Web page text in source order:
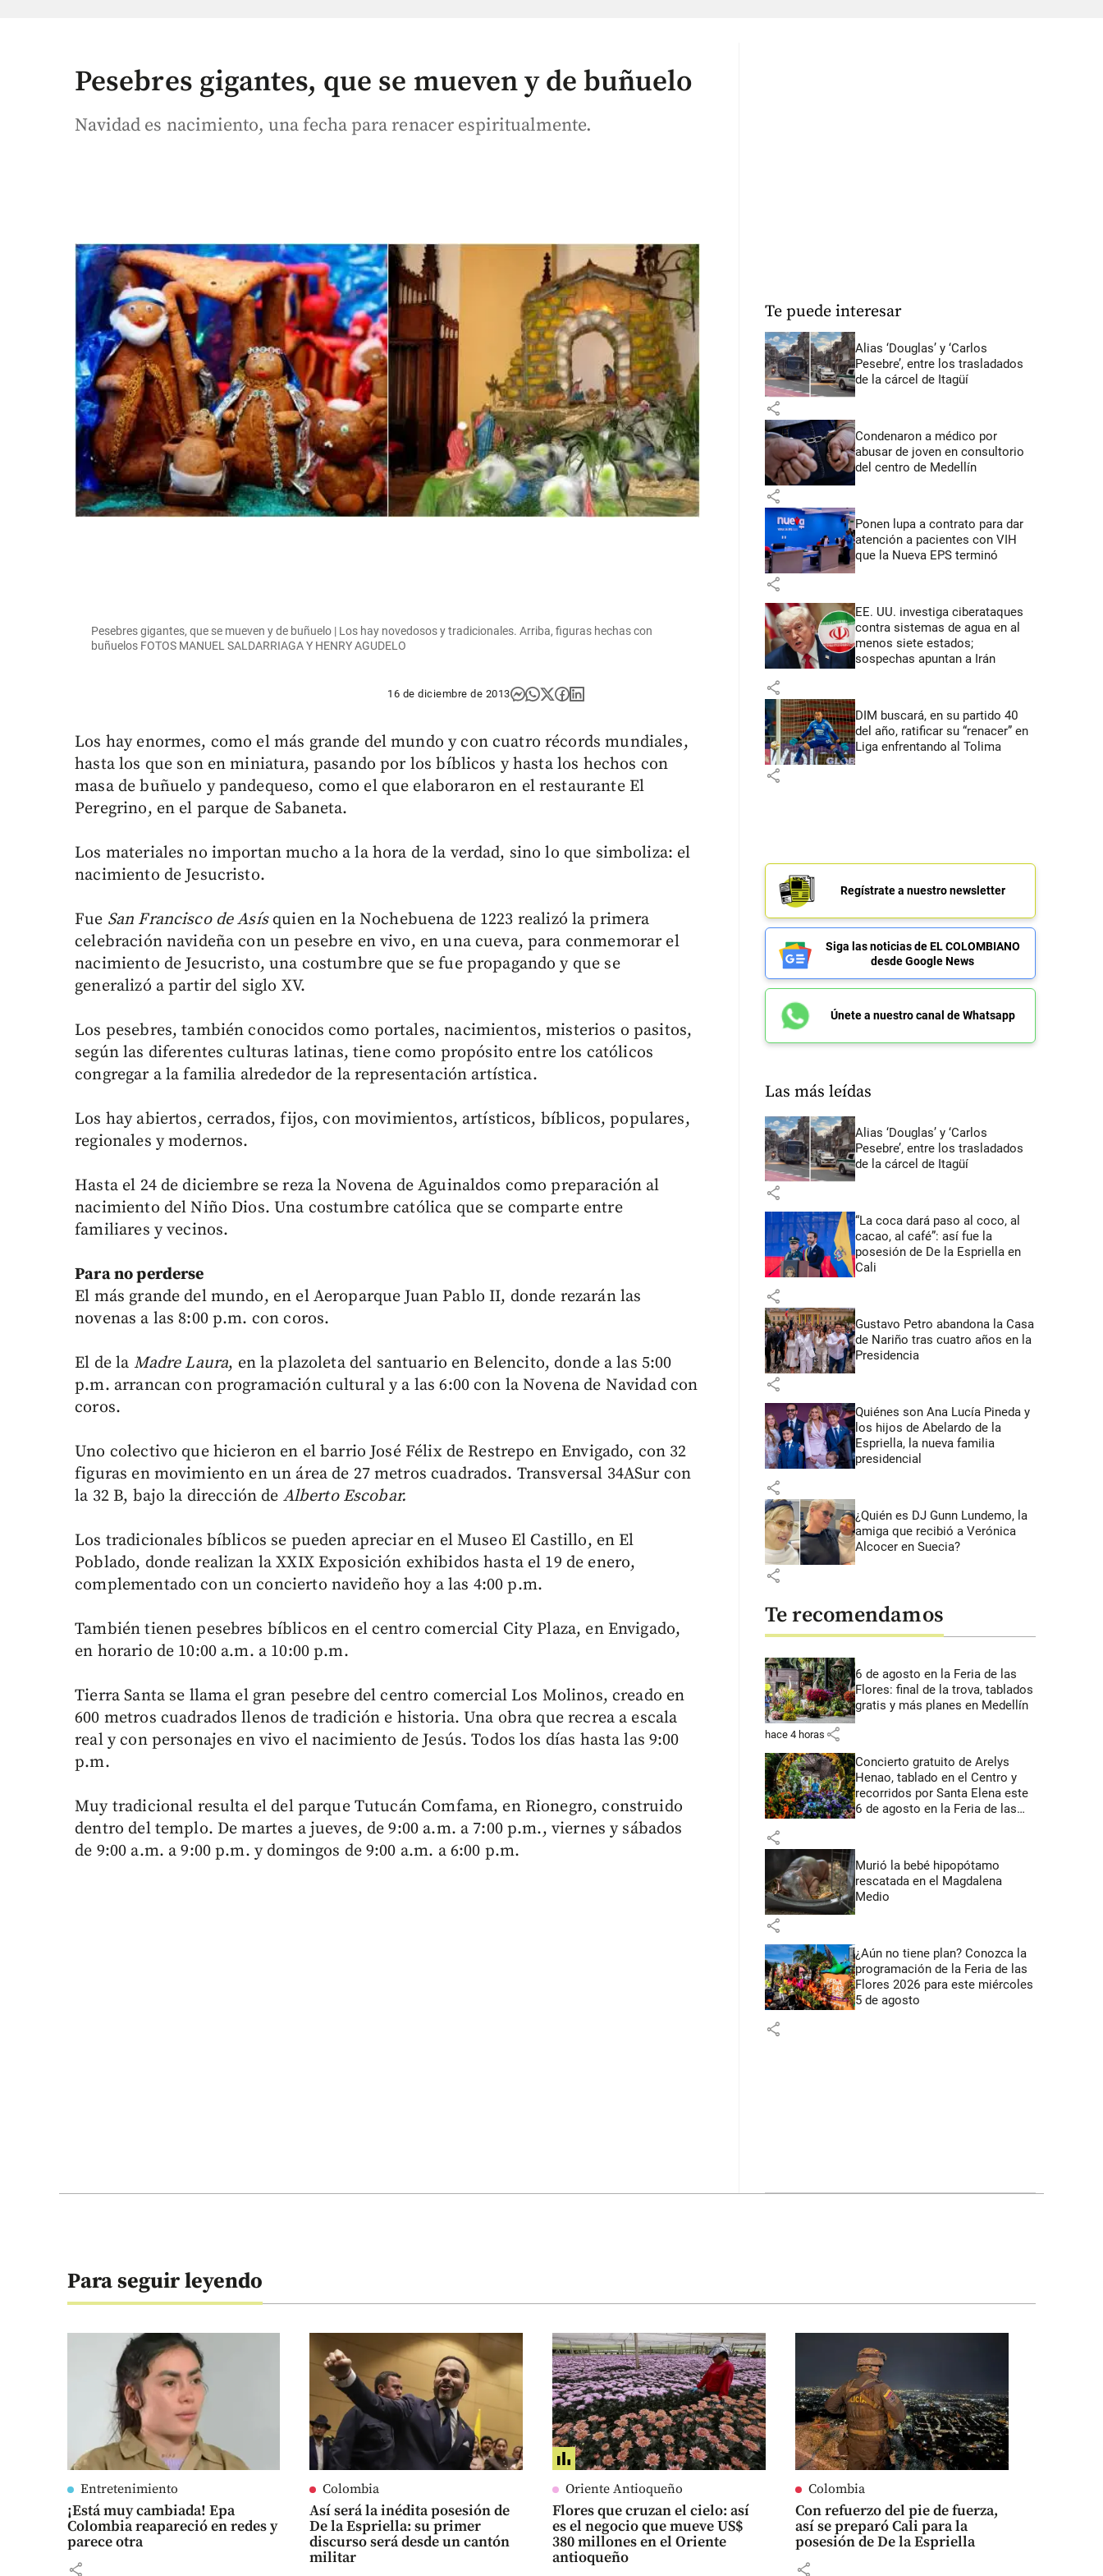
Pesebres gigantes, que se mueven y de buñuelo
Navidad es nacimiento, una fecha para renacer espiritualmente.
Pesebres gigantes, que se mueven y de buñuelo | Los hay novedosos y tradicionales. Arriba, figuras hechas con
buñuelos FOTOS MANUEL SALDARRIAGA Y HENRY AGUDELO
16 de diciembre de 2013
Los hay enormes, como el más grande del mundo y con cuatro récords mundiales,
hasta los que son en miniatura, pasando por los bíblicos y hasta los hechos con
masa de buñuelo y pandequeso, como el que elaboraron en el restaurante El
Peregrino, en el parque de Sabaneta.
Los materiales no importan mucho a la hora de la verdad, sino lo que simboliza: el
nacimiento de Jesucristo.
Fue San Francisco de Asísquien en la Nochebuena de 1223 realizó la primera
celebración navideña con un pesebre en vivo, en una cueva, para conmemorar el
nacimiento de Jesucristo, una costumbre que se fue propagando y que se
generalizó a partir del siglo XV.
Los pesebres, también conocidos como portales, nacimientos, misterios o pasitos,
según las diferentes culturas latinas, tiene como propósito entre los católicos
congregar a la familia alrededor de la representación artística.
Los hay abiertos, cerrados, fijos, con movimientos, artísticos, bíblicos, populares,
regionales y modernos.
Hasta el 24 de diciembre se reza la Novena de Aguinaldos como preparación al
nacimiento del Niño Dios. Una costumbre católica que se comparte entre
familiares y vecinos.
Para no perderse
El más grande del mundo, en el Aeroparque Juan Pablo II, donde rezarán las
novenas a las 8:00 p.m. con coros.
El de la Madre Laura, en la plazoleta del santuario en Belencito, donde a las 5:00
p.m. arrancan con programación cultural y a las 6:00 con la Novena de Navidad con
coros.
Uno colectivo que hicieron en el barrio José Félix de Restrepo en Envigado, con 32
figuras en movimiento en un área de 27 metros cuadrados. Transversal 34ASur con
la 32 B, bajo la dirección de Alberto Escobar.
Los tradicionales bíblicos se pueden apreciar en el Museo El Castillo, en El
Poblado, donde realizan la XXIX Exposición exhibidos hasta el 19 de enero,
complementado con un concierto navideño hoy a las 4:00 p.m.
También tienen pesebres bíblicos en el centro comercial City Plaza, en Envigado,
en horario de 10:00 a.m. a 10:00 p.m.
Tierra Santa se llama el gran pesebre del centro comercial Los Molinos, creado en
600 metros cuadrados llenos de tradición e historia. Una obra que recrea a escala
real y con personajes en vivo el nacimiento de Jesús. Todos los días hasta las 9:00
p.m.
Muy tradicional resulta el del parque Tutucán Comfama, en Rionegro, construido
dentro del templo. De martes a jueves, de 9:00 a.m. a 7:00 p.m., viernes y sábados
de 9:00 a.m. a 9:00 p.m. y domingos de 9:00 a.m. a 6:00 p.m.
Te puede interesar
Alias ‘Douglas’ y ‘Carlos
Pesebre’, entre los trasladados
de la cárcel de Itagüí
share
Condenaron a médico por
abusar de joven en consultorio
del centro de Medellín
share
Ponen lupa a contrato para dar
atención a pacientes con VIH
que la Nueva EPS terminó
share
EE. UU. investiga ciberataques
contra sistemas de agua en al
menos siete estados;
sospechas apuntan a Irán
share
DIM buscará, en su partido 40
del año, ratificar su “renacer” en
Liga enfrentando al Tolima
share
Regístrate a nuestro newsletter
Siga las noticias de EL COLOMBIANO
desde Google News
Únete a nuestro canal de Whatsapp
Las más leídas
Alias ‘Douglas’ y ‘Carlos
Pesebre’, entre los trasladados
de la cárcel de Itagüí
share
“La coca dará paso al coco, al
cacao, al café”: así fue la
posesión de De la Espriella en
Cali
share
Gustavo Petro abandona la Casa
de Nariño tras cuatro años en la
Presidencia
share
Quiénes son Ana Lucía Pineda y
los hijos de Abelardo de la
Espriella, la nueva familia
presidencial
share
¿Quién es DJ Gunn Lundemo, la
amiga que recibió a Verónica
Alcocer en Suecia?
share
Te recomendamos
6 de agosto en la Feria de las
Flores: final de la trova, tablados
gratis y más planes en Medellín
hace 4 horas share
Concierto gratuito de Arelys
Henao, tablado en el Centro y
recorridos por Santa Elena este
6 de agosto en la Feria de las
share
Murió la bebé hipopótamo
rescatada en el Magdalena
Medio
share
¿Aún no tiene plan? Conozca la
programación de la Feria de las
Flores 2026 para este miércoles
5 de agosto
share
Para seguir leyendo
Entretenimiento
¡Está muy cambiada! Epa
Colombia reapareció en redes y
parece otra
share
Colombia
Así será la inédita posesión de
De la Espriella: su primer
discurso será desde un cantón
militar
Oriente Antioqueño
Flores que cruzan el cielo: así
es el negocio que mueve US$
380 millones en el Oriente
antioqueño
Colombia
Con refuerzo del pie de fuerza,
así se preparó Cali para la
posesión de De la Espriella
share